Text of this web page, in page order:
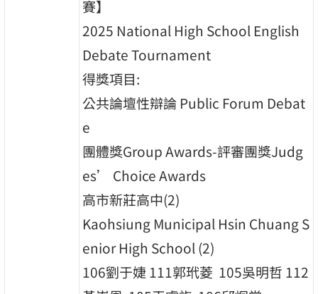
賽】
2025 National High School English
Debate Tournament
得獎項目:
公共論壇性辯論 Public Forum Debat
e
團體獎Group Awards-評審團獎Judg
es’ Choice Awards
高市新莊高中(2)
Kaohsiung Municipal Hsin Chuang S
enior High School (2)
106劉于婕111郭玳菱 105吳明哲 112